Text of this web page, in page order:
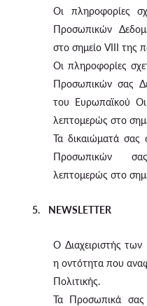
Οι πληροφορίες
Προσωπικών
στο σημείο VIII της
Οι πληροφορίες
Προσωπικών σας
του Ευρωπαϊκού
λεπτομερώς στο
Τα δικαιώματά σας
Προσωπικών
λεπτομερώς στο
5. NEWSLETTER
Ο Διαχειριστής
η οντότητα που
Πολιτικής.
Τα Προσωπικά σας